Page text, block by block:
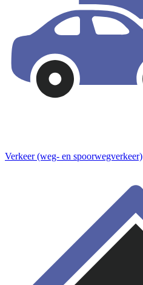
Verkeer (weg- en spoorwegverkeer)